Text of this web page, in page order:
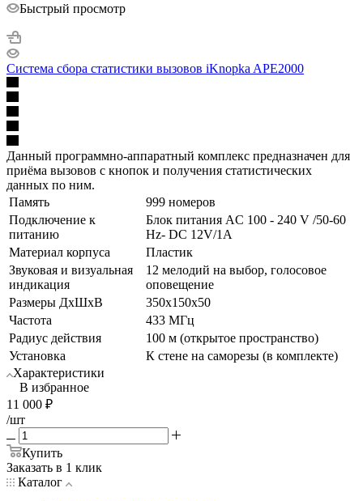
Быстрый просмотр
Система сбора статистики вызовов iKnopka APE2000
Данный программно-аппаратный комплекс предназначен для
приёма вызовов с кнопок и получения статистических
данных по ним.
Память
999 номеров
Подключение к
питанию
Блок питания AC 100 - 240 V /50-60
Hz- DC 12V/1A
Материал корпуса
Пластик
Звуковая и визуальная
индикация
12 мелодий на выбор, голосовое
оповещение
Размеры ДхШхВ
350x150x50
Частота
433 МГц
Радиус действия
100 м (открытое пространство)
Установка
К стене на саморезы (в комплекте)
Характеристики
В избранное
11 000 ₽
/шт
Купить
Заказать в 1 клик
Каталог